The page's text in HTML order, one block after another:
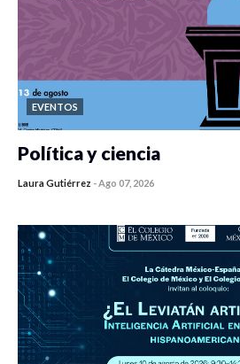
EVENTOS
Política y ciencia
Laura Gutiérrez -Ago 07, 2026